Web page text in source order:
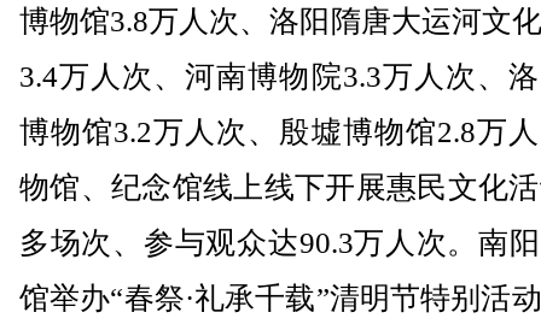
博物馆3.8万人次、洛阳隋唐大运河文
3.4万人次、河南博物院3.3万人次、
博物馆3.2万人次、殷墟博物馆2.8万
物馆、纪念馆线上线下开展惠民文化
多场次、参与观众达90.3万人次。南
馆举办“春祭·礼承千载”清明节特别活